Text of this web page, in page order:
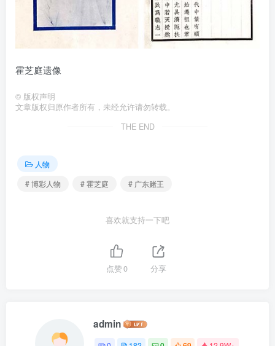
霍芝庭遗像
© 版权声明
文章版权归原作者所有，未经允许请勿转载。
THE END
人物
# 博彩人物
# 霍芝庭 # 广东赌王
喜欢就支持一下吧
点赞0 分享
admin